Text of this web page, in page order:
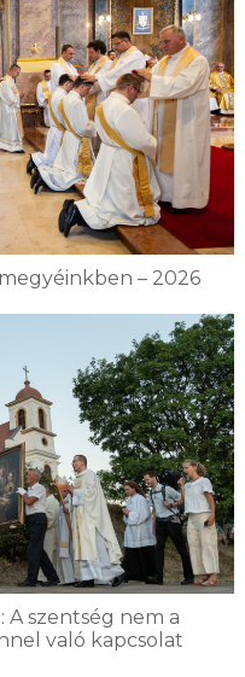
– 2026
A szentség nem a
való kapcsolat